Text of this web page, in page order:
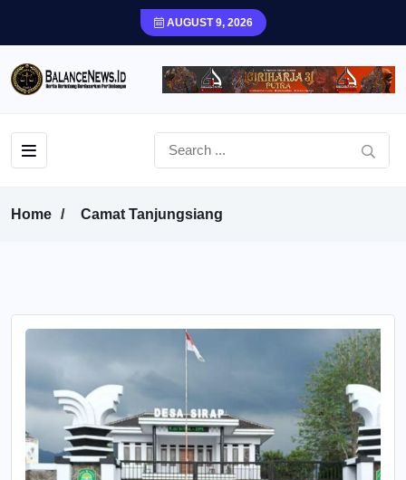
AUGUST 9, 2026
Home Camat Tanjungsiang